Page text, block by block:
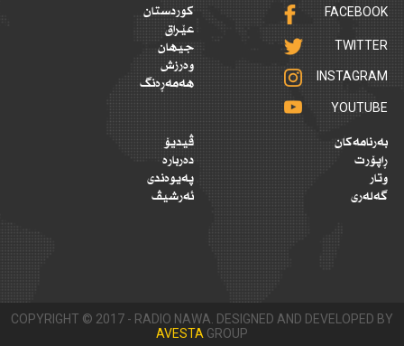
FACEBOOK
TWITTER
INSTAGRAM
YOUTUBE
کوردستان
عێراق
جیهان
وەرزش
هەمەڕەنگ
بەرنامەکان
ڕاپۆرت
وتار
گەلەری
ڤیدیۆ
دەربارە
پەیوەندی
ئەرشیڤ
COPYRIGHT © 2017 - RADIO NAWA. DESIGNED AND DEVELOPED BY
AVESTA GROUP